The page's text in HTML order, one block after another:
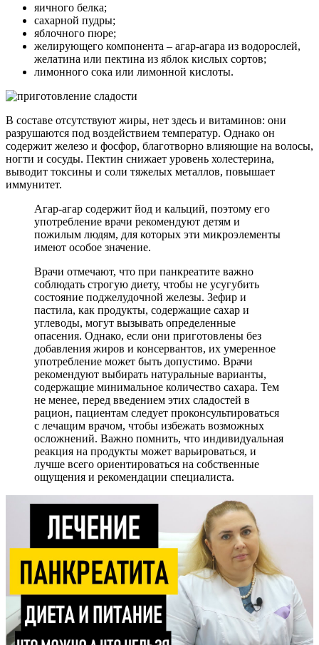
яичного белка;
сахарной пудры;
яблочного пюре;
желирующего компонента – агар-агара из водорослей,
желатина или пектина из яблок кислых сортов;
лимонного сока или лимонной кислоты.
В составе отсутствуют жиры, нет здесь и витаминов: они
разрушаются под воздействием температур. Однако он
содержит железо и фосфор, благотворно влияющие на волосы,
ногти и сосуды. Пектин снижает уровень холестерина,
выводит токсины и соли тяжелых металлов, повышает
иммунитет.
Агар-агар содержит йод и кальций, поэтому его
употребление врачи рекомендуют детям и
пожилым людям, для которых эти микроэлементы
имеют особое значение.
Врачи отмечают, что при панкреатите важно
соблюдать строгую диету, чтобы не усугубить
состояние поджелудочной железы. Зефир и
пастила, как продукты, содержащие сахар и
углеводы, могут вызывать определенные
опасения. Однако, если они приготовлены без
добавления жиров и консервантов, их умеренное
употребление может быть допустимо. Врачи
рекомендуют выбирать натуральные варианты,
содержащие минимальное количество сахара. Тем
не менее, перед введением этих сладостей в
рацион, пациентам следует проконсультироваться
с лечащим врачом, чтобы избежать возможных
осложнений. Важно помнить, что индивидуальная
реакция на продукты может варьироваться, и
лучше всего ориентироваться на собственные
ощущения и рекомендации специалиста.